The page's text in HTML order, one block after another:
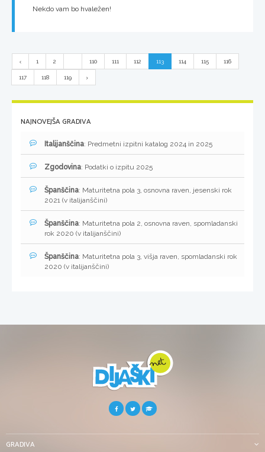
Nekdo vam bo hvaležen!
1 2 110 111 112 113 114 115 116
117 118 119
NAJNOVEJŠA GRADIVA
Italijanščina: Predmetni izpitni katalog 2024 in 2025
Zgodovina: Podatki o izpitu 2025
Španščina: Maturitetna pola 3, osnovna raven, jesenski rok
2021 (v italijanščini)
Španščina: Maturitetna pola 2, osnovna raven, spomladanski
rok 2020 (v italijanščini)
Španščina: Maturitetna pola 3, višja raven, spomladanski rok
2020 (v italijanščini)
GRADIVA